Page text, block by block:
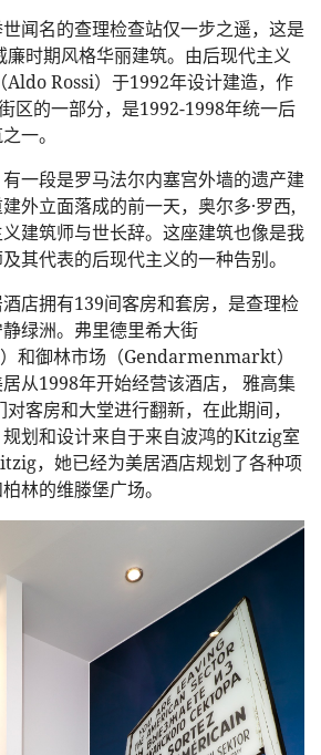
闻名的查理检查站仅一步之遥，这是
时期风格华丽建筑。由后现代主义
Aldo Rossi）于1992年设计建造，作
区的一部分，是1992-1998年统一后
一。
一段是罗马法尔内塞宫外墙的遗产建
外立面落成的前一天，奥尔多·罗西,
建筑师与世长辞。这座建筑也像是我
其代表的后现代主义的一种告别。
店拥有139间客房和套房，是查理检
绿洲。弗里德里希大街
和御林市场（Gendarmenmarkt）
从1998年开始经营该酒店， 雅高集
客房和大堂进行翻新，在此期间，
划和设计来自于来自波鸿的Kitzig室
，她已经为美居酒店规划了各种项
林的维滕堡广场。